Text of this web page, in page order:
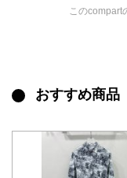
このcompart
おすすめ商品